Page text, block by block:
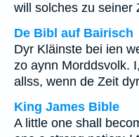
will solches zu seiner
De Bibl auf Bairisch
Dyr Kläinste bei ien
zo aynn Morddsvolk.
allss, wenn de Zeit
King James Bible
A little one shall